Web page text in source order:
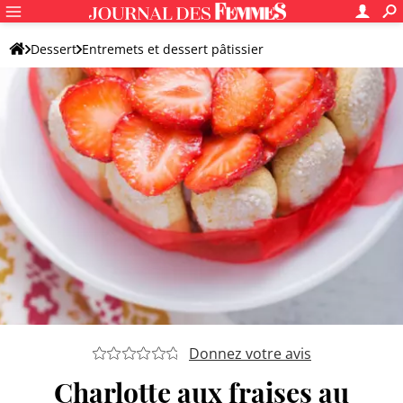
Dessert Entremets et dessert pâtissier
Recettes de charlotte Charlotte aux fraises
Donnez votre avis
Charlotte aux fraises au